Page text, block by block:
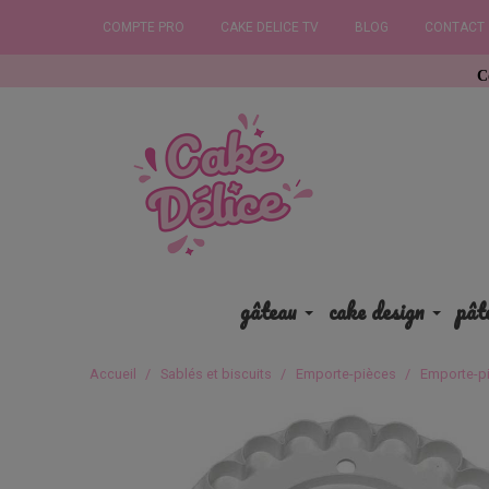
COMPTE PRO CAKE DELICE TV BLOG CONTACT
gâteau cake design
Accueil Sablés et biscuits Emporte-pièces Emporte-